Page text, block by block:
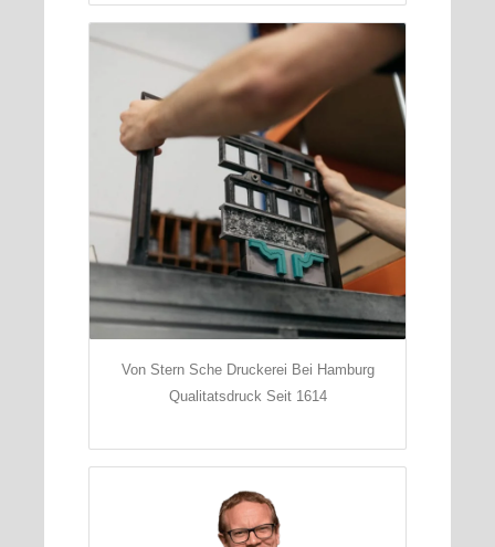
Von Stern Sche Druckerei Bei Hamburg
Qualitatsdruck Seit 1614